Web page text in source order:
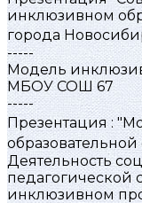
инклюзивном
города
-----
Модель
МБОУ СОШ 67
-----
Презентация :
Деятельность
педагогической
инклюзивном